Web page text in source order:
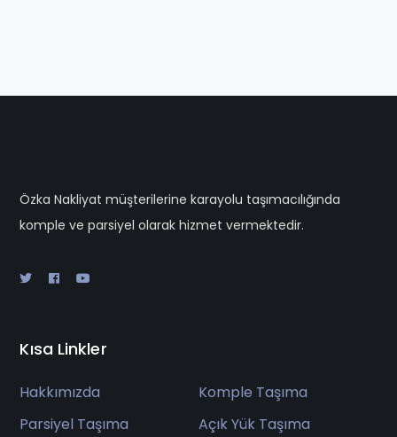
Özka Nakliyat müşterilerine karayolu taşımacılığında
komple ve parsiyel olarak hizmet vermektedir.
Kısa Linkler
Hakkımızda
Komple Taşıma
Parsiyel Taşıma
Açık Yük Taşıma